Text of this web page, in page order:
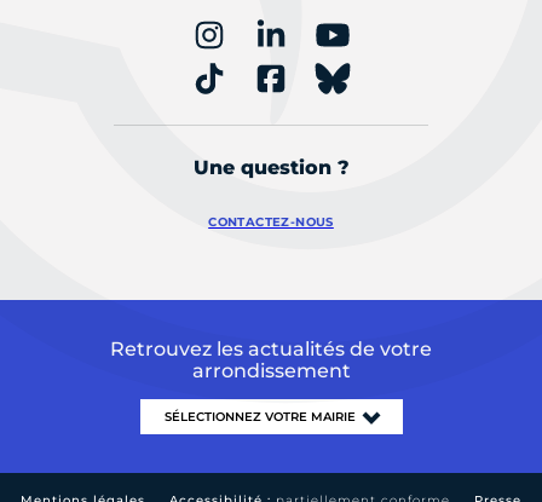
Une question ?
CONTACTEZ-NOUS
Retrouvez les actualités de votre
arrondissement